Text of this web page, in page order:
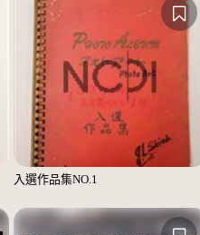
入選作品集NO.1